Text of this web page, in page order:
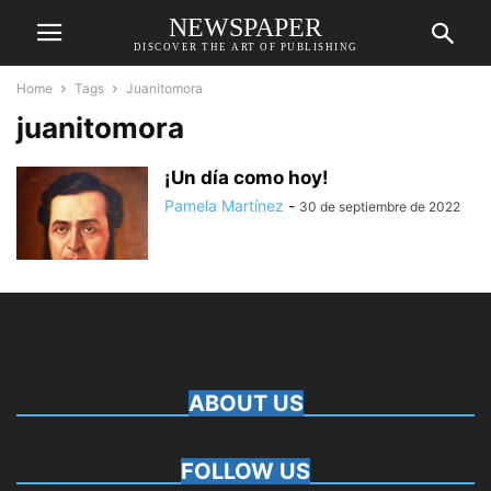
NEWSPAPER
DISCOVER THE ART OF PUBLISHING
Home Tags Juanitomora
juanitomora
¡Un día como hoy!
Pamela Martínez - 30 de septiembre de 2022
ABOUT US
FOLLOW US